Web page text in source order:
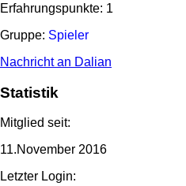
Erfahrungspunkte: 1
Gruppe: Spieler
Nachricht an Dalian
Statistik
Mitglied seit:
11.November 2016
Letzter Login: